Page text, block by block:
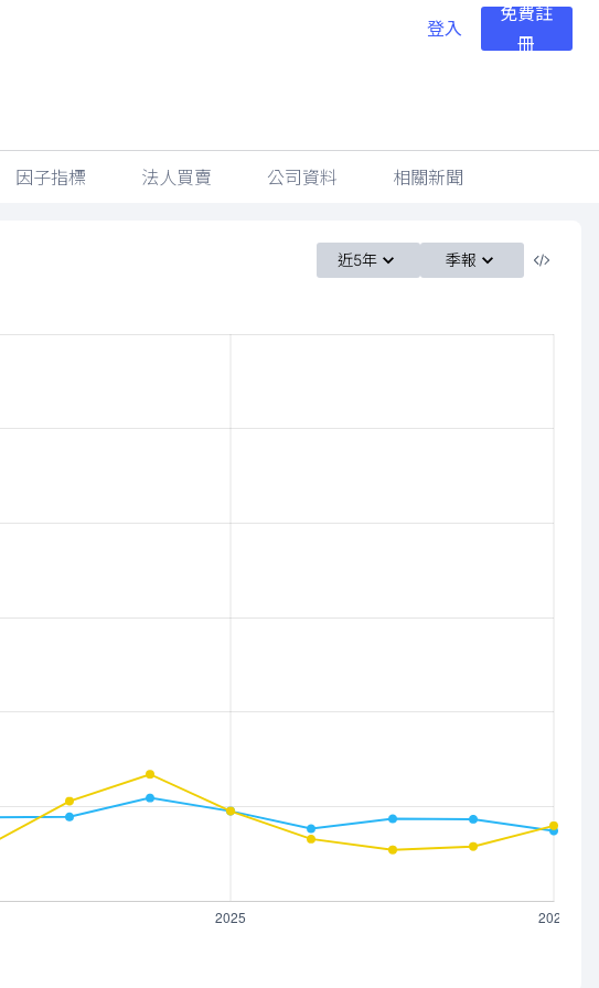
登入
免費註
冊
因子指標 法人買賣 公司資料 相關新聞
近5年 季報